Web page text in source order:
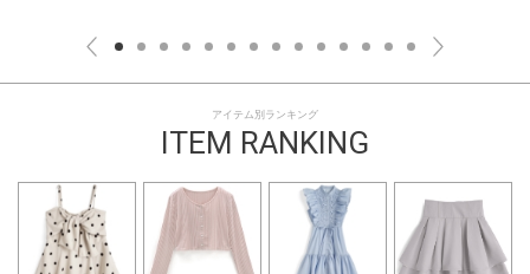
アイテム別ランキング
ITEM RANKING